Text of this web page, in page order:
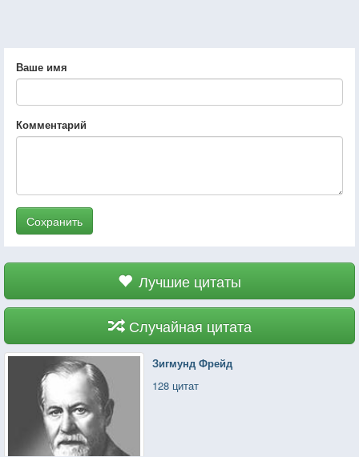
Ваше имя
Комментарий
Сохранить
Лучшие цитаты
Случайная цитата
Зигмунд Фрейд
128 цитат